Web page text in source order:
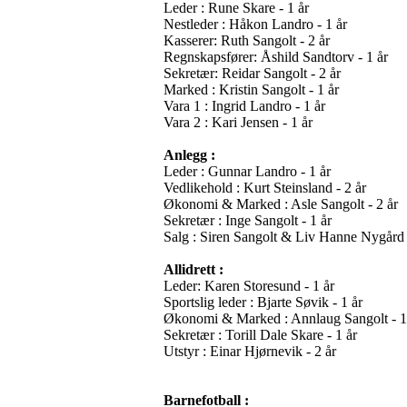
Leder : Rune Skare - 1 år
Nestleder : Håkon Landro - 1 år
Kasserer: Ruth Sangolt - 2 år
Regnskapsfører: Åshild Sandtorv - 1 år
Sekretær: Reidar Sangolt - 2 år
Marked : Kristin Sangolt - 1 år
Vara 1 : Ingrid Landro - 1 år
Vara 2 : Kari Jensen - 1 år
Anlegg :
Leder : Gunnar Landro - 1 år
Vedlikehold : Kurt Steinsland - 2 år
Økonomi & Marked : Asle Sangolt - 2 år
Sekretær : Inge Sangolt - 1 år
Salg : Siren Sangolt & Liv Hanne Nygård
Allidrett :
Leder: Karen Storesund - 1 år
Sportslig leder : Bjarte Søvik - 1 år
Økonomi & Marked : Annlaug Sangolt -
Sekretær : Torill Dale Skare - 1 år
Utstyr : Einar Hjørnevik - 2 år
Barnefotball :